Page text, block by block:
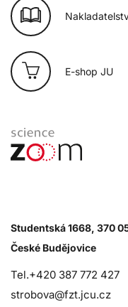
E-shop JU
Studentská 1668, 370
České Budějovice
Tel.+420 387 772 427
strobova@fzt.jcu.cz